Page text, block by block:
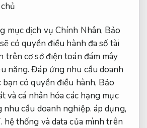
mục dịch vụ Chính Nhân, Bảo
có quyền điều hành đa số tài
trên cơ sở điện toán đám mây
năng. Đáp ứng nhu cầu doanh
bạn có quyền điều hành, Bảo
và cá nhân hóa các hạng mục
cầu doanh nghiệp. áp dụng,
hệ thống và data của mình trên